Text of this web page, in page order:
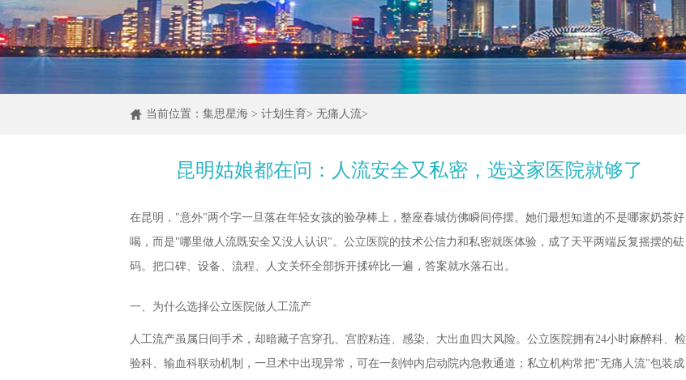
当前位置： 集思星海 > 计划生育> 无痛人流>
昆明姑娘都在问：人流安全又私密，选这家医院就够了
在昆明，"意外"两个字一旦落在年轻女孩的验孕棒上，整座春城仿佛瞬间停摆。她们最想知道的不是哪家奶茶好
喝，而是"哪里做人流既安全又没人认识"。公立医院的技术公信力和私密就医体验，成了天平两端反复摇摆的砝
码。把口碑、设备、流程、人文关怀全部拆开揉碎比一遍，答案就水落石出。
一、为什么选择公立医院做人工流产
人工流产虽属日间手术，却暗藏子宫穿孔、宫腔粘连、感染、大出血四大风险。公立医院拥有24小时麻醉科、检
验科、输血科联动机制，一旦术中出现异常，可在一刻钟内启动院内急救通道；私立机构常把"无痛人流"包装成